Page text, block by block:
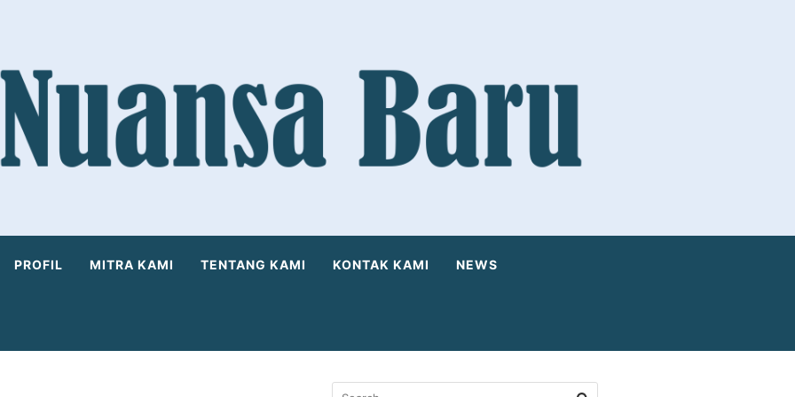
PROFIL MITRA KAMI TENTANG KAMI KONTAK KAMI NEWS
Search